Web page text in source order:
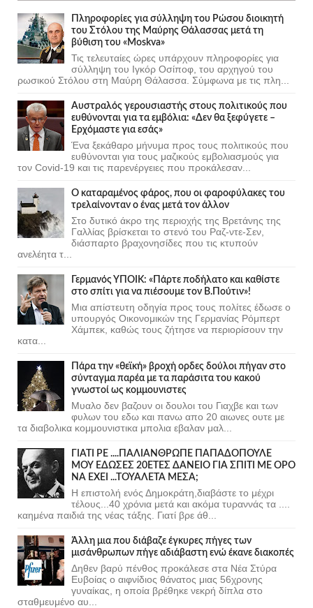
Πληροφορίες για σύλληψη του Ρώσου διοικητή
του Στόλου της Mαύρης Θάλασσας μετά τη
βύθιση του «Moskva»
Τις τελευταίες ώρες υπάρχουν πληροφορίες για
σύλληψη του Ιγκόρ Οσίποφ, του αρχηγού του
ρωσικού Στόλου στη Μαύρη Θάλασσα. Σύμφωνα με τις πλη...
Αυστραλός γερουσιαστής στους πολιτικούς που
ευθύνονται για τα εμβόλια: «Δεν θα ξεφύγετε –
Ερχόμαστε για εσάς»
Ένα ξεκάθαρο μήνυμα προς τους πολιτικούς που
ευθύνονται για τους μαζικούς εμβολιασμούς για
τον Covid-19 και τις παρενέργειες που προκάλεσαν...
Ο καταραμένος φάρος, που οι φαροφύλακες του
τρελαίνονταν ο ένας μετά τον άλλον
Στο δυτικό άκρο της περιοχής της Βρετάνης της
Γαλλίας βρίσκεται το στενό του Ραζ-ντε-Σεν,
διάσπαρτο βραχονησίδες που τις κτυπούν
ανελέητα τ...
Γερμανός ΥΠΟΙΚ: «Πάρτε ποδήλατο και καθίστε
στο σπίτι για να πιέσουμε τον Β.Πούτιν»!
Μια απίστευτη οδηγία προς τους πολίτες έδωσε ο
υπουργός Οικονομικών της Γερμανίας Ρόμπερτ
Χάμπεκ, καθώς τους ζήτησε να περιορίσουν την
κατα...
Πάρα την «θεϊκή» βροχή ορδες δούλοι πήγαν στο
σύνταγμα παρέα με τα παράσιτα του κακού
γνωστοί ως κομμουνιστες
Μυαλο δεν βαζουν οι δουλοι του Γιαχβε και των
φυλων του εδω και πανω απο 20 αιωνες ουτε με
τα διαβολικα κομμουνιστικα μπολια εβαλαν μαλ...
ΓΙΑΤΙ ΡΕ ....ΠΑΛΙΑΝΘΡΩΠΕ ΠΑΠΑΔΟΠΟΥΛΕ
ΜΟΥ ΕΔΩΣΕΣ 20ΕΤΕΣ ΔΑΝΕΙΟ ΓΙΑ ΣΠΙΤΙ ΜΕ ΟΡΟ
ΝΑ ΕΧΕΙ ...ΤΟΥΑΛΕΤΑ ΜΕΣΑ;
Η επιστολή ενός Δημοκράτη,διαβάστε το μέχρι
τέλους...40 χρόνια μετά και ακόμα τυραννάς τα ....
καημένα παιδιά της νέας τάξης. Γιατί βρε άθ...
Άλλη μια που διάβαζε έγκυρες πήγες των
μισάνθρωπων πήγε αδιάβαστη ενώ έκανε διακοπές
Δηθεν βαρύ πένθος προκάλεσε στα Νέα Στύρα
Ευβοίας ο αιφνίδιος θάνατος μιας 56χρονης
γυναίκας, η οποία βρέθηκε νεκρή δίπλα στο
σταθμευμένο αυ...